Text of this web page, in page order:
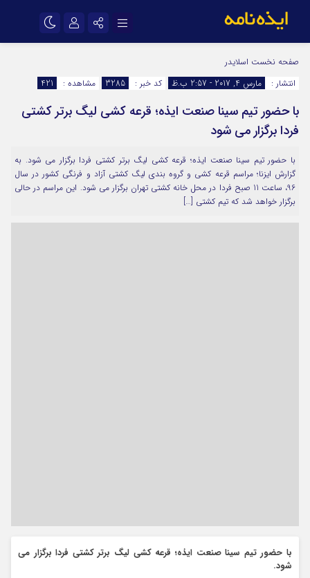
اینستاگرام
سروش
ایتا
آپارات
اپلیکیشن رمز عبور
مرا به خاطر بسپار
صفحه نخست اسلایدر
انتشار :
مارس 4, 2017 - 2:57 ب.ظ کد خبر : 3285 مشاهده : 421
با حضور تیم سینا صنعت ایذه؛ قرعه کشی لیگ برتر کشتی
فردا برگزار می شود
با حضور تیم سینا صنعت ایذه؛ قرعه کشی لیگ برتر کشتی فردا برگزار می شود. به
گزارش ایزنا؛ مراسم قرعه کشی و گروه بندی لیگ کشتی آزاد و فرنگی کشور در سال
96، ساعت 11 صبح فردا در محل خانه کشتی تهران برگزار می شود. این مراسم در حالی
برگزار خواهد شد که تیم کشتی […]
با حضور تیم سینا صنعت ایذه؛ قرعه کشی لیگ برتر کشتی فردا برگزار می
شود.